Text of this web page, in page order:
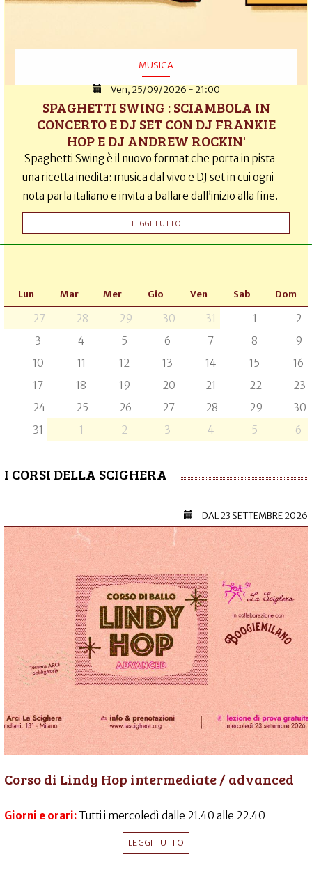
MUSICA
Ven, 25/09/2026 - 21:00
SPAGHETTI SWING : SCIAMBOLA IN
CONCERTO E DJ SET CON DJ FRANKIE
HOP E DJ ANDREW ROCKIN'
Spaghetti Swing è il nuovo format che porta in pista
una ricetta inedita: musica dal vivo e DJ set in cui ogni
nota parla italiano e invita a ballare dall’inizio alla fine.
LEGGI TUTTO
Lun Mar Mer Gio Ven Sab Dom
27 28 29 30 31 1
2
3
4 5 6 7 8
9
10
11 12 13 14 15
16
17
18 19 20 21 22
23
24
25 26 27 28 29
30
31
1 2 3 4 5 6
I CORSI DELLA SCIGHERA
DAL23 SETTEMBRE 2026
Corso di Lindy Hop intermediate / advanced
Giorni e orari: Tutti i mercoledì dalle 21.40 alle 22.40
LEGGI TUTTO